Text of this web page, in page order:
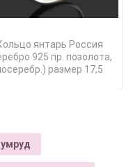
янтарь Россия
925 пр. позолота,
размер 17,5